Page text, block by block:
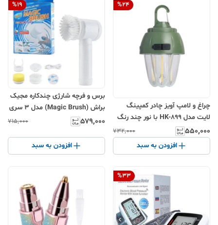
%24
چراغ و لامپ آویز چادر کمپینگ
لایت مدل HK-899 با نور چند رنگ
۵۵۰٬۰۰۰ ۷۳۲٬۰۰۰
افزودن به سبد
%19
برس و فرچه شارژی چندکاره مجیک
براش (Magic Brush) مدل 3 سری
- مخصوص آشپزخانه، حمام و خودرو
۵۷۹٬۰۰۰ ۷۱۵٬۰۰۰
افزودن به سبد
%33